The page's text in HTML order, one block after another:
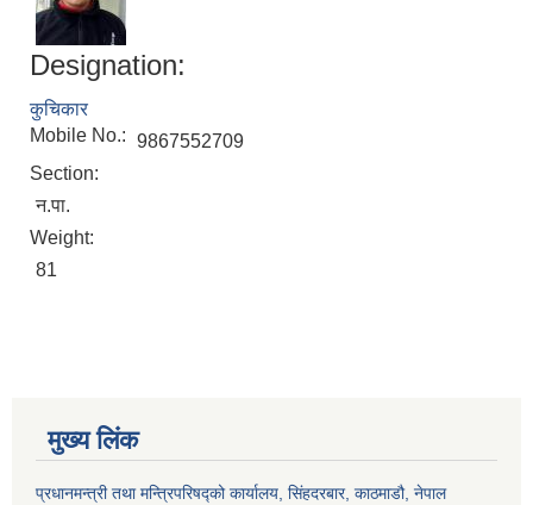
Designation:
कुचिकार
Mobile No.: 9867552709
Section:
न.पा.
Weight:
81
मुख्य लिंक
प्रधानमन्त्री तथा मन्त्रिपरिषद्को कार्यालय, सिंहदरबार, काठमाडौ, नेपाल